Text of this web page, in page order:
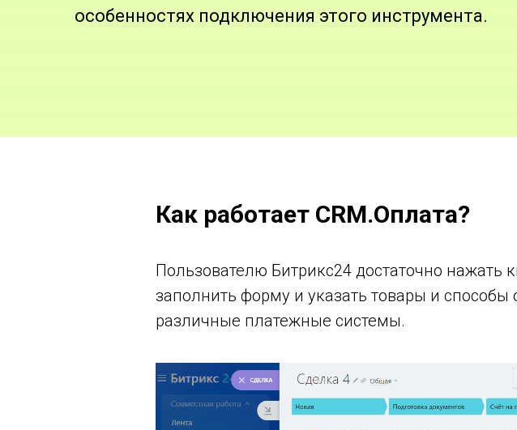
особенностях подключения этого инструмента.
Как работает CRM.Оплата?
Пользователю Битрикс24 достаточно нажать
заполнить форму и указать товары и
различные платежные системы.